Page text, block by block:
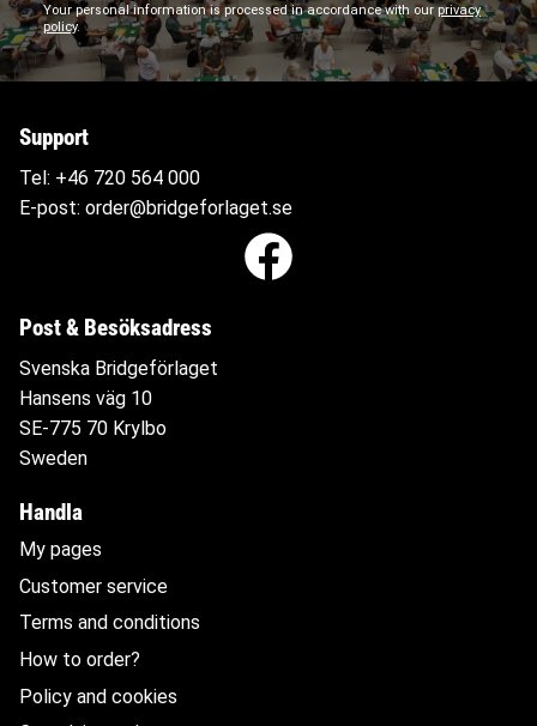
Your personal information is processed in accordance with ourprivacy
policy.
Support
Tel: +46 720 564 000
E-post: order@bridgeforlaget.se
Post & Besöksadress
Svenska Bridgeförlaget
Hansens väg 10
SE-775 70 Krylbo
Sweden
Handla
My pages
Customer service
Terms and conditions
How to order?
Policy and cookies